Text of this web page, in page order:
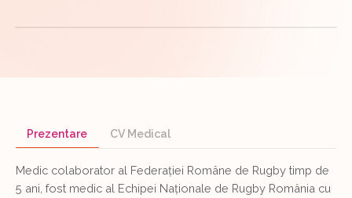
Prezentare CV Medical
Medic colaborator al Federației Române de Rugby timp de
5 ani, fost medic al Echipei Naționale de Rugby România cu